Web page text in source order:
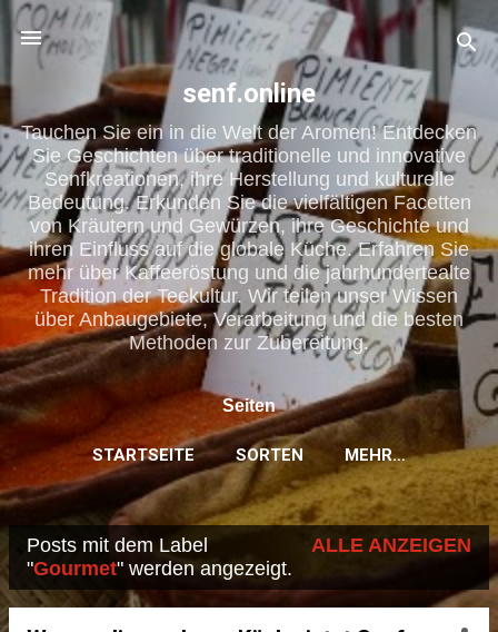
Direkt zum Hauptbereich
senf.online
Tauchen Sie ein in die Welt der Aromen! Entdecken
Sie Geschichten über traditionelle und innovative
Senfkreationen, ihre Herstellung und kulturelle
Bedeutung. Erkunden Sie die vielfältigen Facetten
von Kräutern und Gewürzen, ihre Geschichte und
ihren Einfluss auf die globale Küche. Erfahren Sie
mehr über Kaffeeröstung und die jahrhundertealte
Tradition der Teekultur. Wir teilen unser Wissen
über Anbaugebiete, Verarbeitung und die besten
Methoden zur Zubereitung.
Seiten
STARTSEITE SORTEN MEHR…
P
o
Posts mit dem Label
"Gourmet" werden angezeigt.
ALLE ANZEIGEN